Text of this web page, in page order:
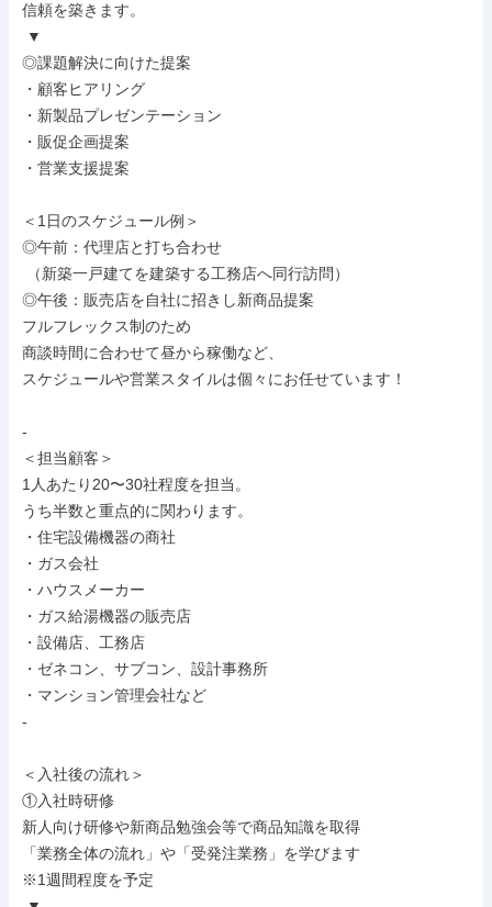
信頼を築きます。
◎課題解決に向けた提案
・顧客ヒアリング
・新製品プレゼンテーション
・販促企画提案
・営業支援提案
＜1日のスケジュール例＞
◎午前：代理店と打ち合わせ
◎午後：販売店を自社に招きし新商品提案
フルフレックス制のため
商談時間に合わせて昼から稼働など、
スケジュールや営業スタイルは個々にお任せています！
-
＜担当顧客＞
1人あたり20〜30社程度を担当。
うち半数と重点的に関わります。
・住宅設備機器の商社
・ガス会社
・ハウスメーカー
・ガス給湯機器の販売店
・設備店、工務店
・ゼネコン、サブコン、設計事務所
・マンション管理会社など
-
＜入社後の流れ＞
①入社時研修
新人向け研修や新商品勉強会等で商品知識を取得
「業務全体の流れ」や「受発注業務」を学びます
※1週間程度を予定